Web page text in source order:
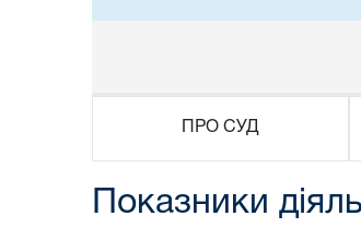
ПРО СУД
Показники